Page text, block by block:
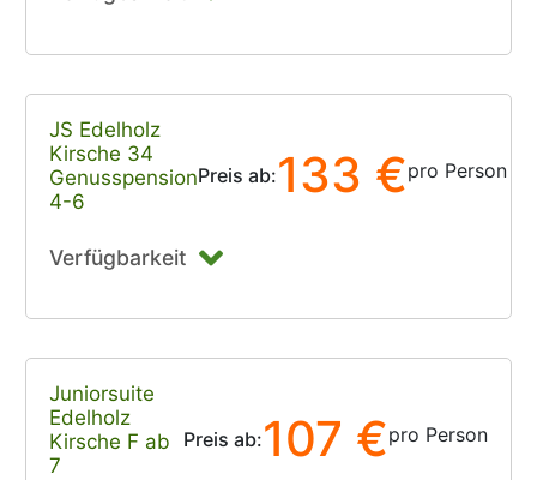
JS Edelholz
Kirsche 34
Genusspension
4-6
Preis ab:133 €pro Person
Verfügbarkeit
Juniorsuite
Edelholz
Kirsche F ab
7
Preis ab:107 €pro Person